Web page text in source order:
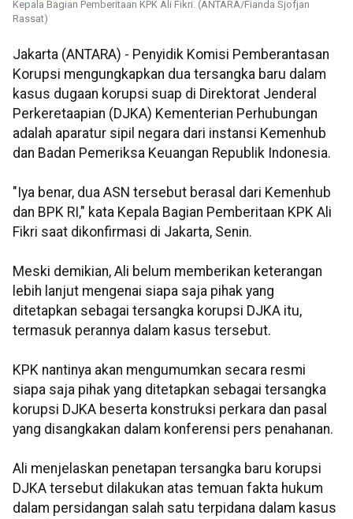
Kepala Bagian Pemberitaan KPK Ali Fikri. (ANTARA/Fianda Sjofjan
Rassat)
Jakarta (ANTARA) - Penyidik Komisi Pemberantasan
Korupsi mengungkapkan dua tersangka baru dalam
kasus dugaan korupsi suap di Direktorat Jenderal
Perkeretaapian (DJKA) Kementerian Perhubungan
adalah aparatur sipil negara dari instansi Kemenhub
dan Badan Pemeriksa Keuangan Republik Indonesia.
"Iya benar, dua ASN tersebut berasal dari Kemenhub
dan BPK RI," kata Kepala Bagian Pemberitaan KPK Ali
Fikri saat dikonfirmasi di Jakarta, Senin.
Meski demikian, Ali belum memberikan keterangan
lebih lanjut mengenai siapa saja pihak yang
ditetapkan sebagai tersangka korupsi DJKA itu,
termasuk perannya dalam kasus tersebut.
KPK nantinya akan mengumumkan secara resmi
siapa saja pihak yang ditetapkan sebagai tersangka
korupsi DJKA beserta konstruksi perkara dan pasal
yang disangkakan dalam konferensi pers penahanan.
Ali menjelaskan penetapan tersangka baru korupsi
DJKA tersebut dilakukan atas temuan fakta hukum
dalam persidangan salah satu terpidana dalam kasus